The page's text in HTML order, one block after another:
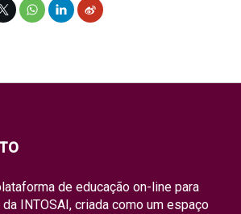
de educação on-line para
INTOSAI, criada como um espaço